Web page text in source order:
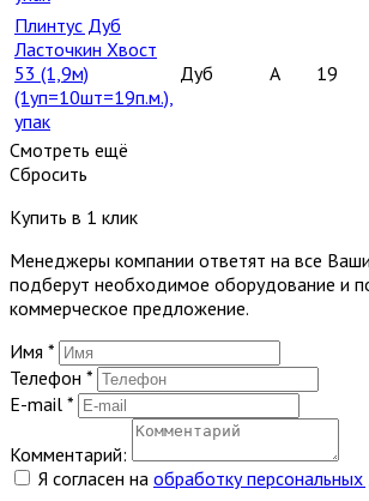
Плинтус Дуб
Ласточкин Хвост
53 (1,9м)
(1уп=10шт=19п.м.),
упак
Дуб A 19
Смотреть ещё
Сбросить
Купить в 1 клик
Менеджеры компании ответят на все
подберут необходимое оборудование и
коммерческое предложение.
Имя *
Телефон *
E-mail *
Комментарий:
Я согласен на обработку